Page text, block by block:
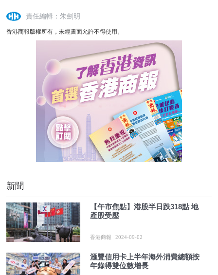
責任編輯：朱劍明
香港商報版權所有，未經書面允許不得使用。
新聞
【午市焦點】港股半日跌318點 地
產股受壓
香港商報 2024-09-02
滙豐信用卡上半年海外消費總額按
年錄得雙位數增長